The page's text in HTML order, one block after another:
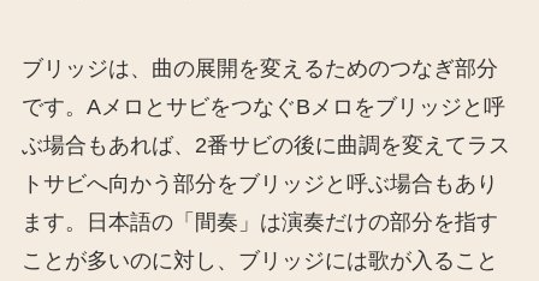
ブリッジは、曲の展開を変えるためのつなぎ部分
です。AメロとサビをつなぐBメロをブリッジと呼
ぶ場合もあれば、2番サビの後に曲調を変えてラス
トサビへ向かう部分をブリッジと呼ぶ場合もあり
ます。日本語の「間奏」は演奏だけの部分を指す
ことが多いのに対し、ブリッジには歌が入ること